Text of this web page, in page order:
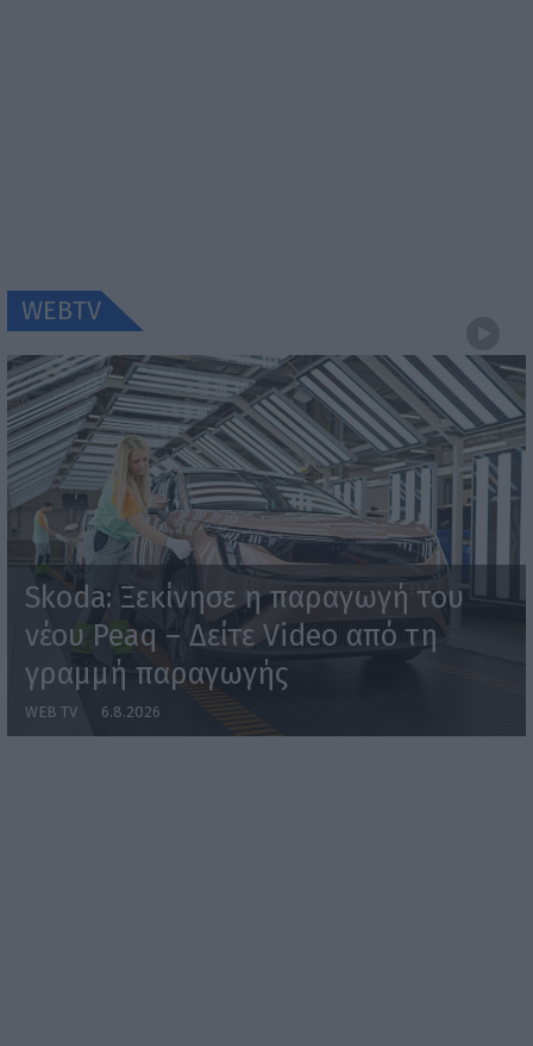
WEBTV
Skoda: Ξεκίνησε η παραγωγή του
νέου Peaq – Δείτε Video από τη
γραμμή παραγωγής
WEB TV 6.8.2026